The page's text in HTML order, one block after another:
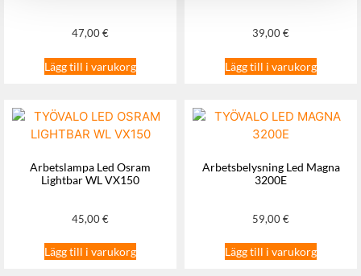
47,00€
Lägg till i varukorg
39,00€
Lägg till i varukorg
Arbetslampa Led Osram
Lightbar WL VX150
45,00€
Lägg till i varukorg
Arbetsbelysning Led Magna
3200E
59,00€
Lägg till i varukorg